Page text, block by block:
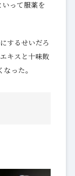
って服薬を
するせいだろ
キスと十味敗
った。